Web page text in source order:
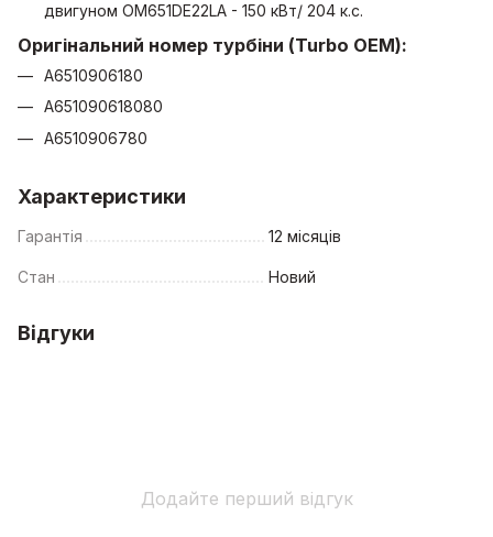
двигуном OM651DE22LA - 150 кВт/ 204 к.с.
Оригінальний номер турбіни (Turbo OEM):
A6510906180
A651090618080
A6510906780
Характеристики
Гарантія 12 місяців
Стан Новий
Відгуки
Додайте перший відгук